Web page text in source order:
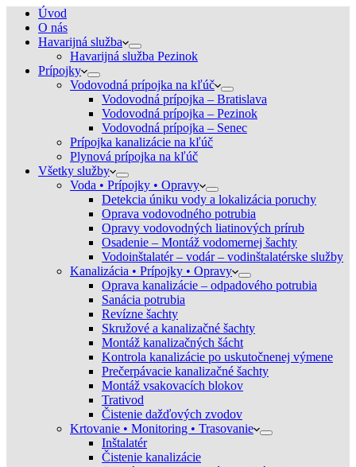
Úvod
O nás
Havarijná služba
Havarijná služba Pezinok
Prípojky
Vodovodná prípojka na kľúč
Vodovodná prípojka – Bratislava
Vodovodná prípojka – Pezinok
Vodovodná prípojka – Senec
Prípojka kanalizácie na kľúč
Plynová prípojka na kľúč
Všetky služby
Voda • Prípojky • Opravy
Detekcia úniku vody a lokalizácia poruchy
Oprava vodovodného potrubia
Opravy vodovodných liatinových prírub
Osadenie – Montáž vodomernej šachty
Vodoinštalatér – vodár – vodinštalatérske služby
Kanalizácia • Prípojky • Opravy
Oprava kanalizácie – odpadového potrubia
Sanácia potrubia
Revízne šachty
Skružové a kanalizačné šachty
Montáž kanalizačných šácht
Kontrola kanalizácie po uskutočnenej výmene
Prečerpávacie kanalizačné šachty
Montáž vsakovacích blokov
Trativod
Čistenie dažďových zvodov
Krtovanie • Monitoring • Trasovanie
Inštalatér
Čistenie kanalizácie